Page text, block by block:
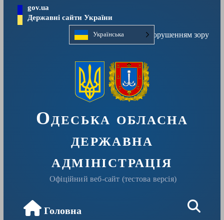
вмісту
gov.ua
Державні сайти України
УкраїнськаЛюдям із порушенням зору
Одеська обласна
державна
адміністрація
Офіційний веб-сайт (тестова версія)